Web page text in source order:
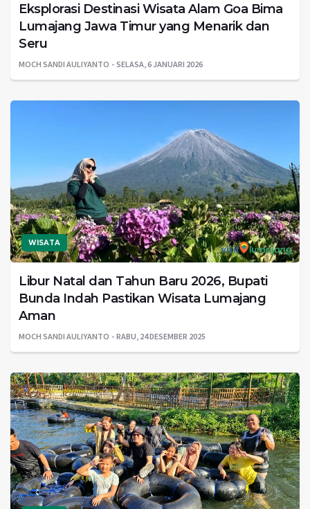
Eksplorasi Destinasi Wisata Alam Goa Bima
Lumajang Jawa Timur yang Menarik dan
Seru
MOCH SANDI AULIYANTO SELASA, 6 JANUARI 2026
WISATA
Libur Natal dan Tahun Baru 2026, Bupati
Bunda Indah Pastikan Wisata Lumajang
Aman
MOCH SANDI AULIYANTO RABU, 24 DESEMBER 2025